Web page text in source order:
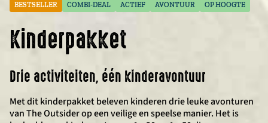
BESTSELLER COMBI-DEAL ACTIEF AVONTUUR OP HOOGTE
Kinderpakket
Drie activiteiten, één kinderavontuur
Met dit kinderpakket beleven kinderen drie leuke avonturen
van The Outsider op een veilige en speelse manier. Het is